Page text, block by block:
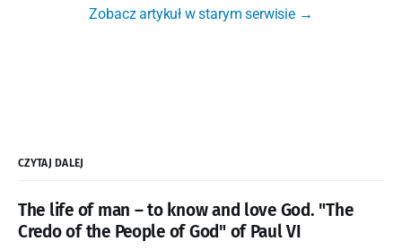
Zobacz artykuł w starym serwisie →
CZYTAJ DALEJ
The life of man – to know and love God. "The
Credo of the People of God" of Paul VI